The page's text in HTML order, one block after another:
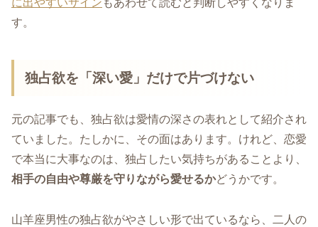
す。
独占欲を「深い愛」だけで片づけない
元の記事でも、独占欲は愛情の深さの表れとして紹介され
ていました。たしかに、その面はあります。けれど、恋愛
で本当に大事なのは、独占したい気持ちがあることより、
相手の自由や尊厳を守りながら愛せるかどうかです。
山羊座男性の独占欲がやさしい形で出ているなら、二人の